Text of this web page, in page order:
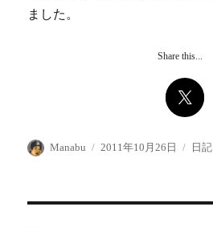
ました。
Share this...
投
Manabu
投
2011年10月26日
カ
日記